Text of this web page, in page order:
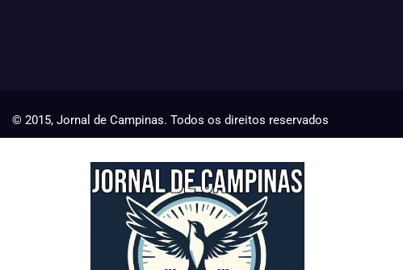
© 2015, Jornal de Campinas. Todos os direitos reservados